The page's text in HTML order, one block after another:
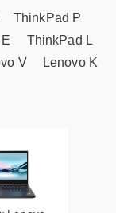
ThinkPad P
ThinkPad L
V
Lenovo K